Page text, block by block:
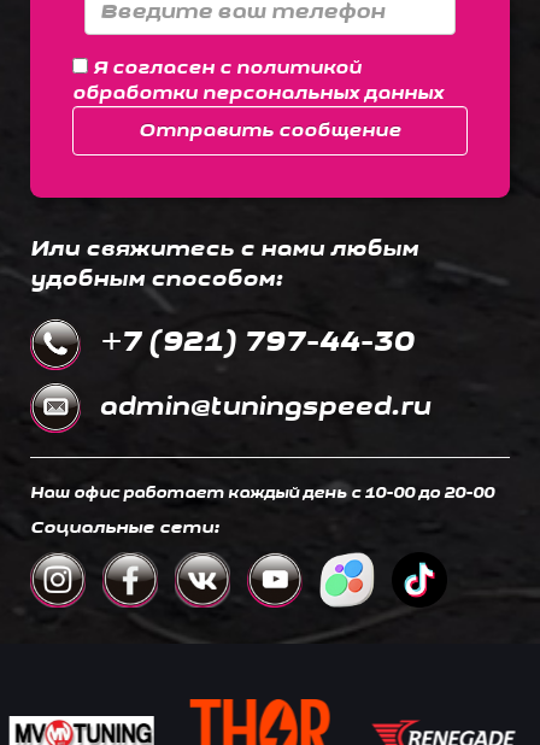
Я согласен с политикой
обработки персональных данных
Отправить сообщение
Или свяжитесь с нами любым
удобным способом:
+7 (921) 797-44-30
admin@tuningspeed.ru
Наш офис работает каждый день c 10-00 до 20-00
Социальные сети: